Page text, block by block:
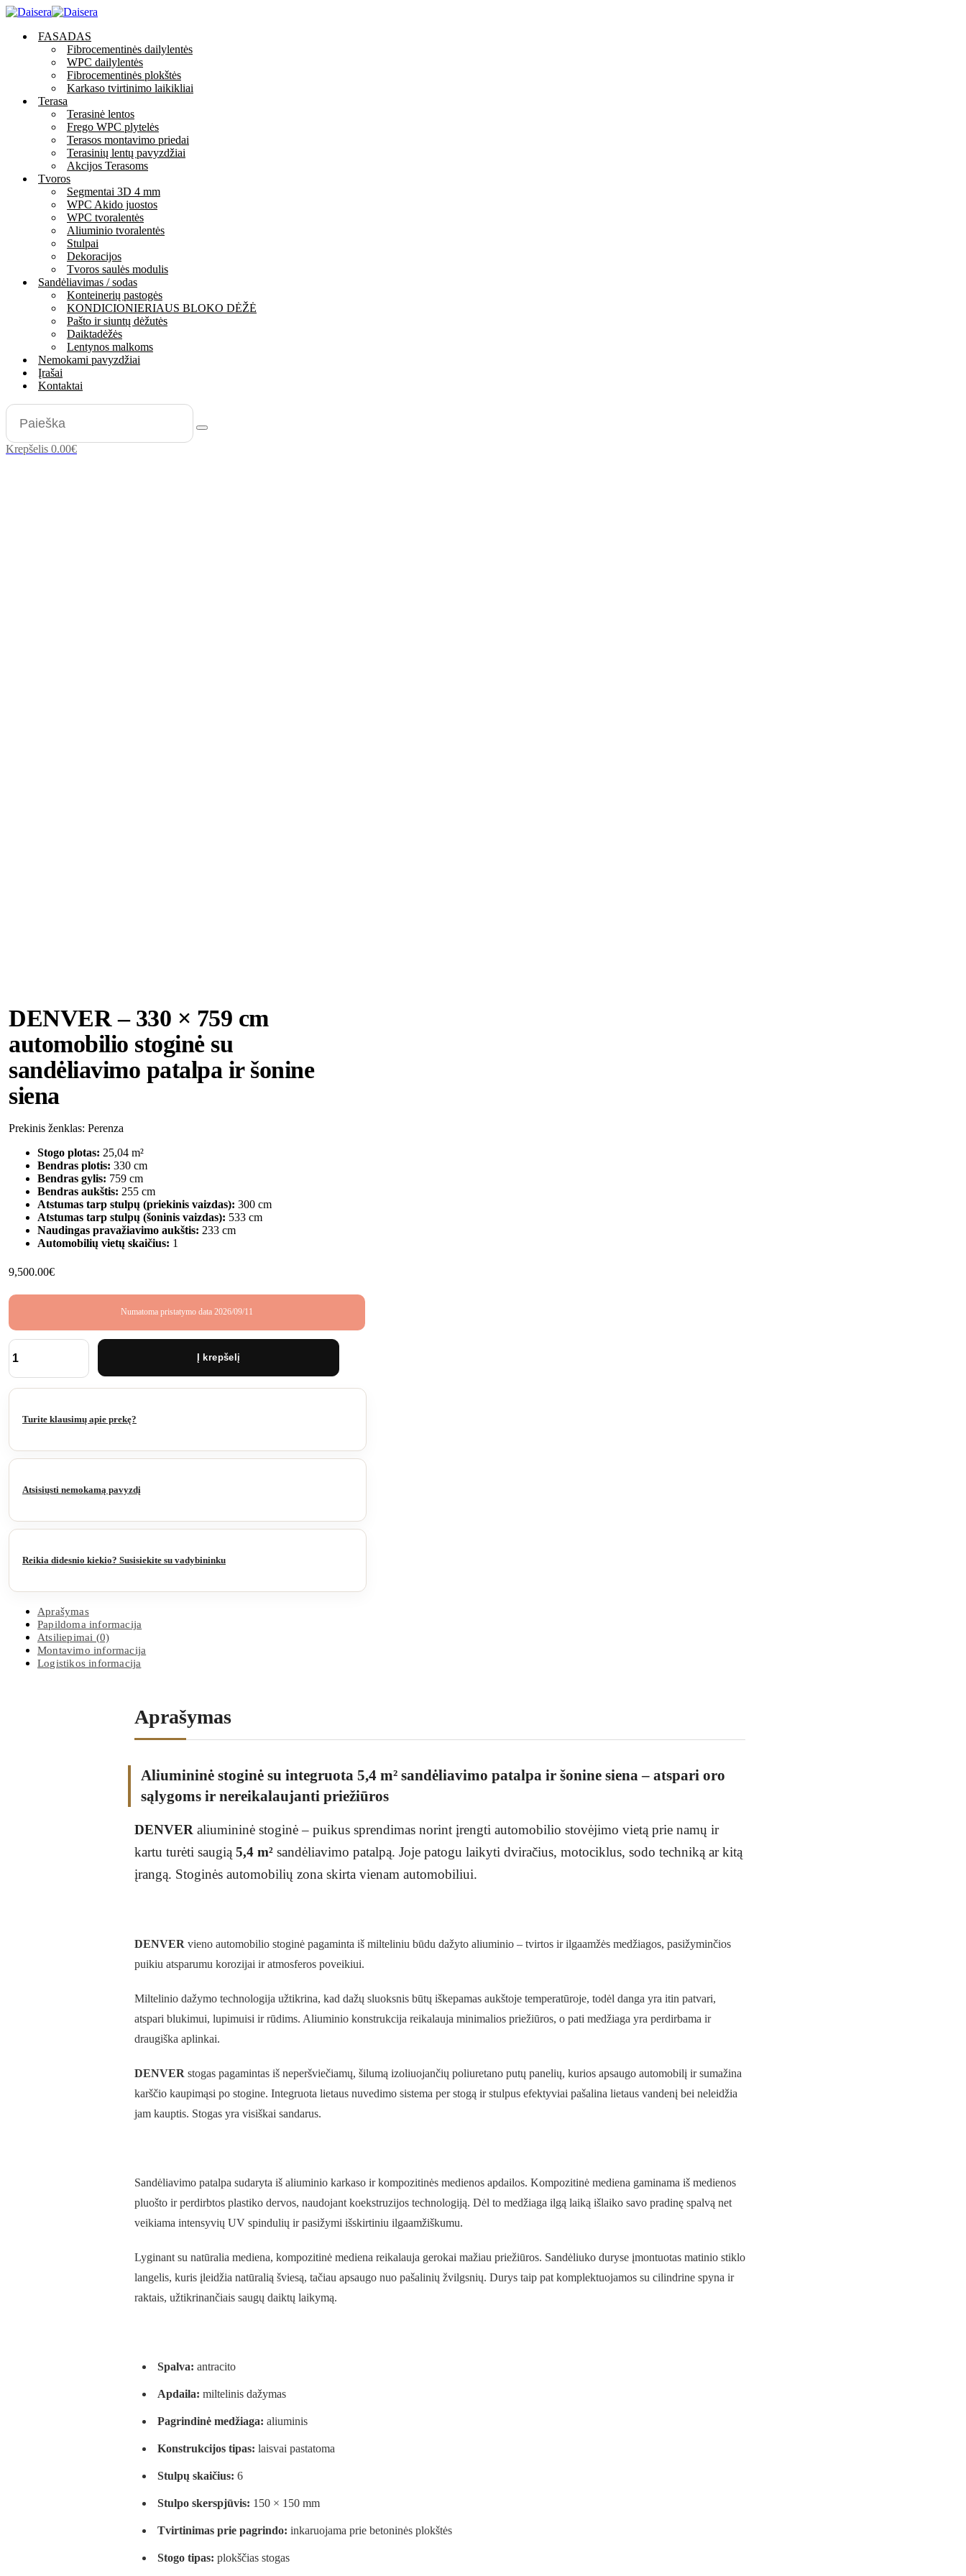
FASADAS
Fibrocementinės dailylentės
WPC dailylentės
Fibrocementinės plokštės
Karkaso tvirtinimo laikikliai
Terasa
Terasinė lentos
Frego WPC plytelės
Terasos montavimo priedai
Terasinių lentų pavyzdžiai
Akcijos Terasoms
Tvoros
Segmentai 3D 4 mm
WPC Akido juostos
WPC tvoralentės
Aliuminio tvoralentės
Stulpai
Dekoracijos
Tvoros saulės modulis
Sandėliavimas / sodas
Konteinerių pastogės
KONDICIONIERIAUS BLOKO DĖŽĖ
Pašto ir siuntų dėžutės
Daiktadėžės
Lentynos malkoms
Nemokami pavyzdžiai
Įrašai
Kontaktai
Krepšelis 0.00€
DENVER – 330 × 759 cm
automobilio stoginė su
sandėliavimo patalpa ir šonine
siena
Prekinis ženklas: Perenza
Stogo plotas: 25,04 m²
Bendras plotis: 330 cm
Bendras gylis: 759 cm
Bendras aukštis: 255 cm
Atstumas tarp stulpų (priekinis vaizdas): 300 cm
Atstumas tarp stulpų (šoninis vaizdas): 533 cm
Naudingas pravažiavimo aukštis: 233 cm
Automobilių vietų skaičius: 1
9,500.00€
Numatoma pristatymo data 2026/09/11
produkto
kiekis:
DENVER
330
cm
automobilio
patalpa
ir
siena
Į krepšelį
Turite klausimų apie prekę?
Atsisiųsti nemokamą pavyzdį
Reikia didesnio kiekio? Susisiekite su vadybininku
Aprašymas
Papildoma informacija
Atsiliepimai (0)
Montavimo informacija
Logistikos informacija
Aprašymas
Aliumininė stoginė su integruota 5,4 m² sandėliavimo patalpa ir šonine siena – atspari oro
sąlygoms ir nereikalaujanti priežiūros
DENVER aliumininė stoginė – puikus sprendimas norint įrengti automobilio stovėjimo vietą prie namų ir
kartu turėti saugią 5,4 m² sandėliavimo patalpą. Joje patogu laikyti dviračius, motociklus, sodo techniką ar kitą
įrangą. Stoginės automobilių zona skirta vienam automobiliui.
DENVER vieno automobilio stoginė pagaminta iš milteliniu būdu dažyto aliuminio – tvirtos ir ilgaamžės medžiagos, pasižyminčios
puikiu atsparumu korozijai ir atmosferos poveikiui.
Miltelinio dažymo technologija užtikrina, kad dažų sluoksnis būtų iškepamas aukštoje temperatūroje, todėl danga yra itin patvari,
atspari blukimui, lupimuisi ir rūdims. Aliuminio konstrukcija reikalauja minimalios priežiūros, o pati medžiaga yra perdirbama ir
draugiška aplinkai.
DENVER stogas pagamintas iš neperšviečiamų, šilumą izoliuojančių poliuretano putų panelių, kurios apsaugo automobilį ir sumažina
karščio kaupimąsi po stogine. Integruota lietaus nuvedimo sistema per stogą ir stulpus efektyviai pašalina lietaus vandenį bei neleidžia
jam kauptis. Stogas yra visiškai sandarus.
Sandėliavimo patalpa sudaryta iš aliuminio karkaso ir kompozitinės medienos apdailos. Kompozitinė mediena gaminama iš medienos
pluošto ir perdirbtos plastiko dervos, naudojant koekstruzijos technologiją. Dėl to medžiaga ilgą laiką išlaiko savo pradinę spalvą net
veikiama intensyvių UV spindulių ir pasižymi išskirtiniu ilgaamžiškumu.
Lyginant su natūralia mediena, kompozitinė mediena reikalauja gerokai mažiau priežiūros. Sandėliuko duryse įmontuotas matinio stiklo
langelis, kuris įleidžia natūralią šviesą, tačiau apsaugo nuo pašalinių žvilgsnių. Durys taip pat komplektuojamos su cilindrine spyna ir
raktais, užtikrinančiais saugų daiktų laikymą.
Spalva: antracito
Apdaila: miltelinis dažymas
Pagrindinė medžiaga: aliuminis
Konstrukcijos tipas: laisvai pastatoma
Stulpų skaičius: 6
Stulpo skerspjūvis: 150 × 150 mm
Tvirtinimas prie pagrindo: inkaruojama prie betoninės plokštės
Stogo tipas: plokščias stogas